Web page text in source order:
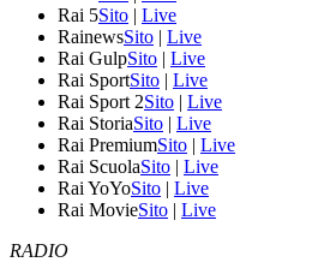
Rai 5Sito | Live
RainewsSito | Live
Rai GulpSito | Live
Rai SportSito | Live
Rai Sport 2Sito | Live
Rai StoriaSito | Live
Rai PremiumSito | Live
Rai ScuolaSito | Live
Rai YoYoSito | Live
Rai MovieSito | Live
RADIO